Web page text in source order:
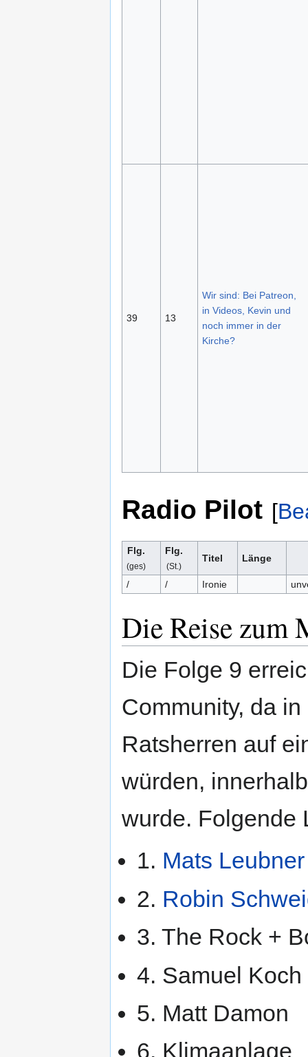
39 13
Wir sind: Bei Patreon,
in Videos, Kevin und
noch immer in der
Kirche?
Radio Pilot [
Flg.
(ges)
Flg.
(St.)
Titel Länge
/ / Ironie
Die Reise zum
Die Folge 9
Community, da
Ratsherren auf
würden,
wurde. Folgende
1. Mats Leubner
2. Robin
3. The Rock +
4. Samuel
5. Matt Damon
6. Klimaanlage